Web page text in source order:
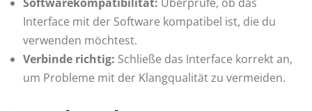
Interface mit der Software kompatibel ist, die du
verwenden möchtest.
Verbinde richtig: Schließe das Interface korrekt an,
um Probleme mit der Klangqualität zu vermeiden.